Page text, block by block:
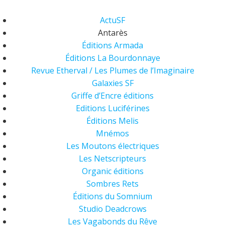
ActuSF
Antarès
Éditions Armada
Éditions La Bourdonnaye
Revue Etherval / Les Plumes de l’Imaginaire
Galaxies SF
Griffe d’Encre éditions
Editions Luciférines
Éditions Melis
Mnémos
Les Moutons électriques
Les Netscripteurs
Organic éditions
Sombres Rets
Éditions du Somnium
Studio Deadcrows
Les Vagabonds du Rêve